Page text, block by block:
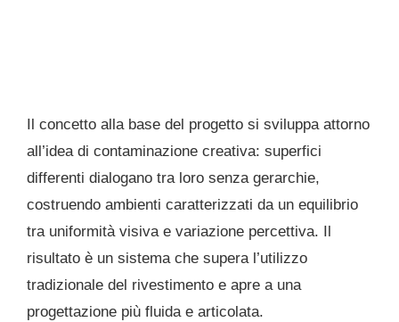
Il concetto alla base del progetto si sviluppa attorno
all’idea di contaminazione creativa: superfici
differenti dialogano tra loro senza gerarchie,
costruendo ambienti caratterizzati da un equilibrio
tra uniformità visiva e variazione percettiva. Il
risultato è un sistema che supera l’utilizzo
tradizionale del rivestimento e apre a una
progettazione più fluida e articolata.